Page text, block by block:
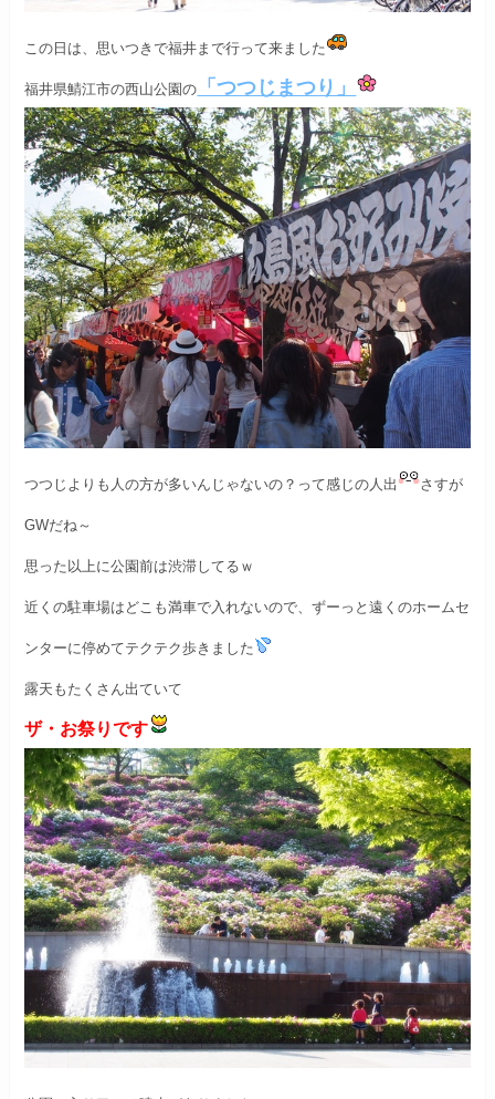
この日は、思いつきで福井まで行って来ました
福井県鯖江市の西山公園の 「つつじまつり」
つつじよりも人の方が多いんじゃないの？ って感じの人出 さすが
GWだね～
思った以上に公園前は渋滞してるｗ
近くの駐車場はどこも満車で入れないので、ずーっと遠くのホームセ
ンターに停めてテクテク歩きました
露天もたくさん出ていて
ザ・お祭りです